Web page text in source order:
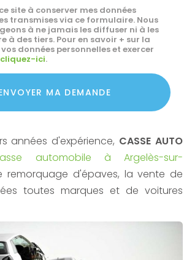
site à conserver mes données
transmises via ce formulaire. Nous
à ne jamais les diffuser ni à les
à des tiers. Pour en savoir + sur la
données personnelles et exercer
cliquez-ici.
MA DEMANDE
années d'expérience, CASSE AUTO
automobile à Argelès-sur-
remorquage d'épaves, la vente de
toutes marques et de voitures